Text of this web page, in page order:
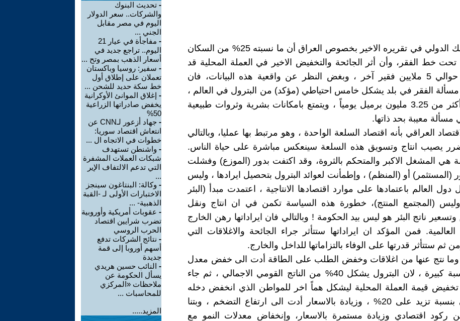
أشارَ البنك الدولي في تقريره الاخير بخصوص العراق أن ما نسبته 25% من السكان
تحت خط الفقر، وأن أثر الجائحة والتخفيض الاخير في العملة المحلية قد
يضيفان حوالي 5 ملايين فقير آخر ، وبغض النظر عن واقعية هذه البيانات، فان
الفقر في بلد يشكل خامس احتياطي (مؤكد) من البترول في العالم ،
ويصدر أكثر من 3.25 مليون برميل يومياً ، ويتمتع بامكانات بشرية وثروات طبيعية
مسألة معيبة بحد ذاتها.
العراقي بأنه اقتصاد السلعة الواحدة ، وهو مرتبط بها عمليا، وبالتالي
يصيب انتاج وتسويق هذه السلعة سينعكس مباشرة على حياة الناس.
هي المشغل الاكبر والمتحكم بالثروة، وقد اكتفت بدور (الموزع) وفشلت
(المستثمر) أو (المنظم) ، وإطمأنت لعوائد البترول بتحصيل ايرادها ، وليس
دول العالم باعتمادها على موارد اقتصادها الانتاجية ، اعتمدت مبدأ (البئر
وليس (المجتمع المنتج)، خطورة هذه السياسة تكمن في ان انتاج ونقل
ناتج البئر هو ليس بيد الحكومة ! وبالتالي فان ايراداتها رهن الخارج
فمن المؤكد ان ايراداتها ستتأثر جراء الجائحة والاغلاقات التي
ثم ستتأثر قدرتها على الوفاء بالتزاماتها للداخل والخارج.
وما نتج عنها من اغلاقات وخفض الطلب على الطاقة أدت الى خفض معدل
النمو بنسبة كبيرة ، لان البترول يشكل 40% من الناتج القومي الاجمالي ، ثم جاء
قيمة العملة المحلية ليشكل هماً اخر للمواطن الذي انخفض دخله
الحقيقي بنسبة تزيد على 20% ، وزيادة بالاسعار أدت الى ارتفاع التضخم ، وبتنا
ركود اقتصادي وزيادة مستمرة بالاسعار، وإنخفاض معدلات النمو مع
- تحديث البنوك
والشركات.. سعر الدولار
اليوم في مصر مقابل
الجني ...
-
مفاجأة في عيار 21
اليوم.. تراجع جديد في
أسعار الذهب بمصر وتح ...
- سفير: روسيا وباكستان
تعملان على إطلاق أول
خط سكة حديد للشحن ...
- إغلاق الموانئ الأوكرانية
يخفض صادراتها الزراعية
50%
-
جهاد أزعور لـCNN عن
انتعاش اقتصاد سوريا:
خطوات في الاتجاه ال ...
- واشنطن تستهدف
شبكات العملات المشفرة
التي تدعم الالتفاف الإير
...
- وكالة: البنتاغون سينجز
الاختبارات الأولى لـ -القبة
الذهبية- ...
- عقوبات أمريكية وأوروبية
تضرب شرايين اقتصاد
الحرب الروسي
- نتائج الشركات تدفع
أسهم أوروبا إلى قمة
جديدة
- النائب حسين هريدي
يسأل الحكومة عن
ملاحظات «المركزي
للمحاسبات ...
المزيد.....